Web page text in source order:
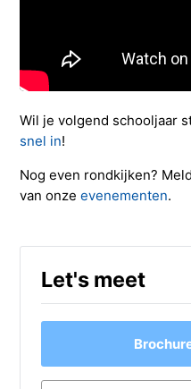
Wil je volgend schooljaar
snel in!
Nog even rondkijken?
van onzeevenementen.
Let's meet